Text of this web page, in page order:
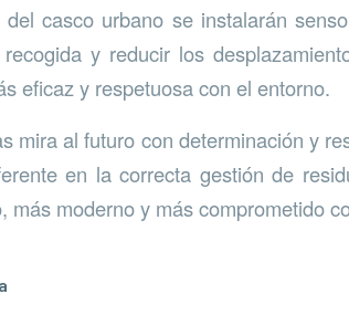
casco urbano se instalarán
y reducir los
eficaz y respetuosa con el entorno.
mira al futuro con determinación y
en la correcta gestión de
más moderno y más comprometido